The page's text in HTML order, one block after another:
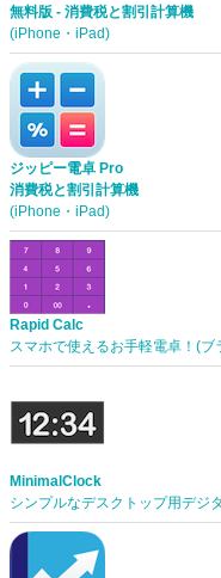
無料版 - 消費税と割引計算機
(iPhone・iPad)
ジッピー電卓 Pro
消費税と割引計算機
(iPhone・iPad)
Rapid Calc
スマホで使えるお手軽電卓！(ブ
MinimalClock
シンプルなデスクトップ用デジ